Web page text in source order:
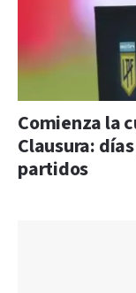
Comienza la
Clausura:
partidos